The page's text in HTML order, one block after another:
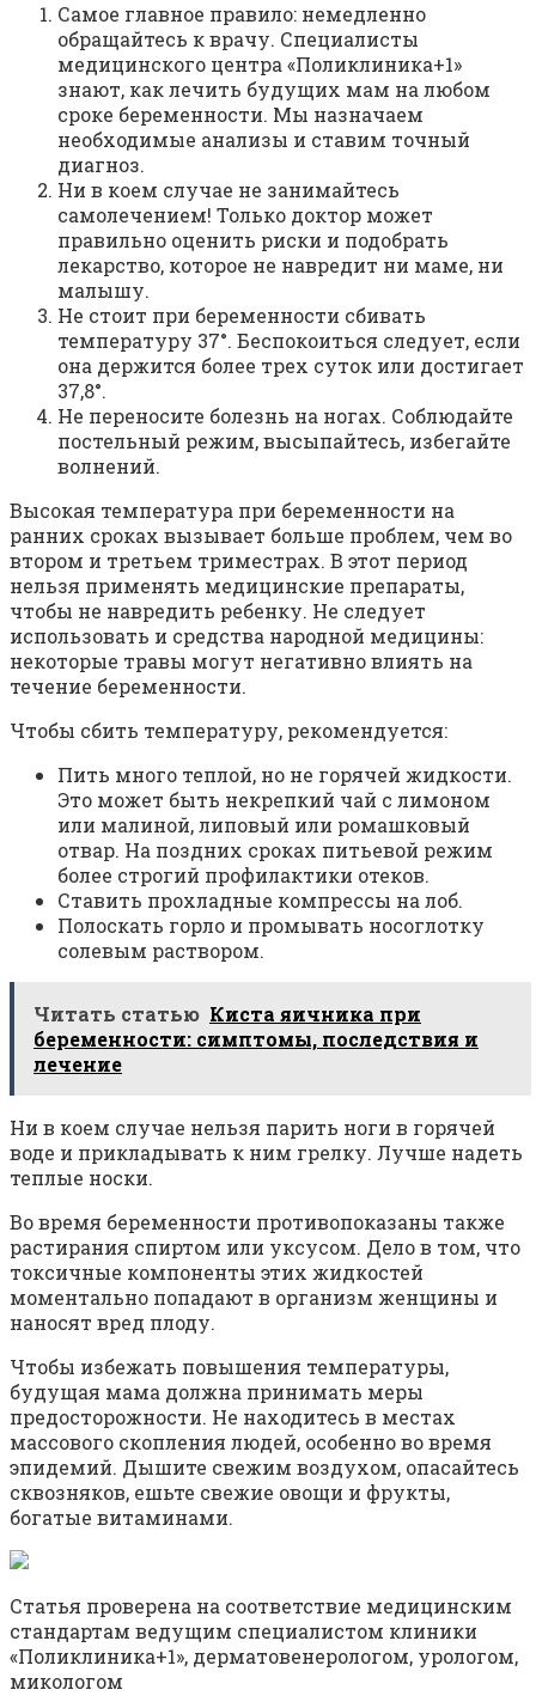
Самое главное правило: немедленно
обращайтесь к врачу. Специалисты
медицинского центра «Поликлиника+1»
знают, как лечить будущих мам на любом
сроке беременности. Мы назначаем
необходимые анализы и ставим точный
диагноз.
Ни в коем случае не занимайтесь
самолечением! Только доктор может
правильно оценить риски и подобрать
лекарство, которое не навредит ни маме, ни
малышу.
Не стоит при беременности сбивать
температуру 37°. Беспокоиться следует, если
она держится более трех суток или достигает
37,8°.
Не переносите болезнь на ногах. Соблюдайте
постельный режим, высыпайтесь, избегайте
волнений.
Высокая температура при беременности на
ранних сроках вызывает больше проблем, чем во
втором и третьем триместрах. В этот период
нельзя применять медицинские препараты,
чтобы не навредить ребенку. Не следует
использовать и средства народной медицины:
некоторые травы могут негативно влиять на
течение беременности.
Чтобы сбить температуру, рекомендуется:
Пить много теплой, но не горячей жидкости.
Это может быть некрепкий чай с лимоном
или малиной, липовый или ромашковый
отвар. На поздних сроках питьевой режим
более строгий профилактики отеков.
Ставить прохладные компрессы на лоб.
Полоскать горло и промывать носоглотку
солевым раствором.
Читать статью Киста яичника при
беременности: симптомы, последствия и
лечение
Ни в коем случае нельзя парить ноги в горячей
воде и прикладывать к ним грелку. Лучше надеть
теплые носки.
Во время беременности противопоказаны также
растирания спиртом или уксусом. Дело в том, что
токсичные компоненты этих жидкостей
моментально попадают в организм женщины и
наносят вред плоду.
Чтобы избежать повышения температуры,
будущая мама должна принимать меры
предосторожности. Не находитесь в местах
массового скопления людей, особенно во время
эпидемий. Дышите свежим воздухом, опасайтесь
сквозняков, ешьте свежие овощи и фрукты,
богатые витаминами.
Статья проверена на соответствие медицинским
стандартам ведущим специалистом клиники
«Поликлиника+1», дерматовенерологом, урологом,
микологом